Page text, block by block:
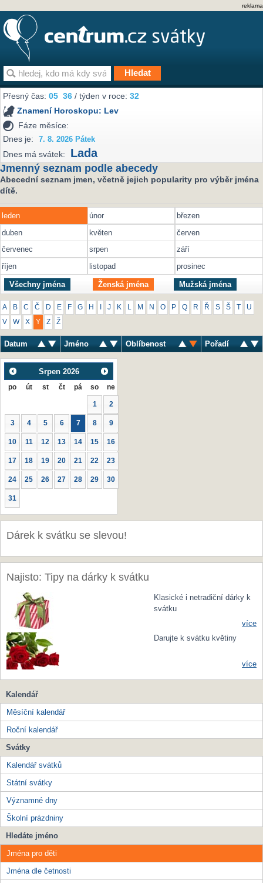
reklama
Přesný čas:05 36 / týden v roce:32
Znamení Horoskopu: Lev
Fáze měsíce:
Dnes je:
7. 8. 2026 Pátek
Dnes má svátek: Lada
Jmenný seznam podle abecedy
Abecední seznam jmen, včetně jejich popularity pro výběr jména
dítě.
leden únor
březen
duben
květen
červen
červenec
srpen
září
říjen
listopad prosinec
Všechny jména Ženská jména Mužská jména
A B C Č D E F G H J K M N O P Q R Ř S Š U
V W X Y Z Ž
Datum Jméno Oblíbenost Pořadí
Srpen 2026
po út st čt pá so ne
1 2
3 4 5 6 7 8 9
10 11 12 13 14 15 16
17 18 19 20 21 22 23
24 25 26 27 28 29 30
31
Dárek k svátku se slevou!
Najisto: Tipy na dárky k svátku
Klasické i netradiční dárky k
svátku
více
Darujte k svátku květiny
více
Kalendář
Měsíční kalendář
Roční kalendář
Svátky
Kalendář svátků
Státní svátky
Významné dny
Školní prázdniny
Hledáte jméno
Jména pro děti
Jména dle četnosti